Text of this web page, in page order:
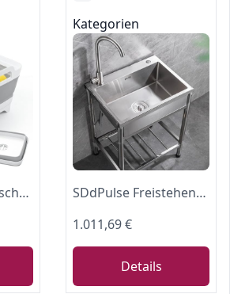
12L Faltbare Spülschüssel für Camping, Waschwanne Waschbecken Küche Zubehör Eckig mit Ablauf, Platzsparendes Küchenablagefach, ca. 31x20x25cm
Kategorien
SDdPulse Freistehende Edelstahl-Küchenspüle für den Außenbereich, tragbare Camping-Spüle mit Wasserhahn und Ablaufrohr, leicht zu reinigen, kommerzielle Gartenwaschbecken, einfarbig, 75 x 45 cm
1.011,69 €
Details